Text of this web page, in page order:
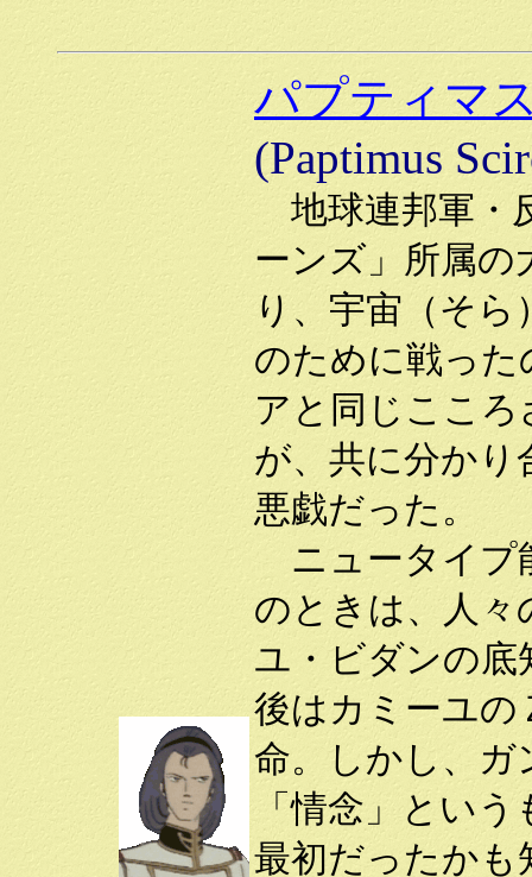
パプティマ
(Paptimus
地球連邦軍・
ーンズ」所属の
り、宇宙（そ
のために戦っ
アと同じここ
が、共に分かり
悪戯だった。
ニュータイプ
のときは、人々
ユ・ビダンの底
後はカミーユの
命。しかし、ガ
「情念」とい
最初だったか